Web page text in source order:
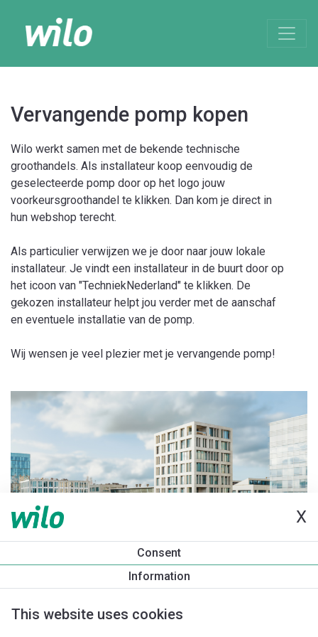
X
Consent
Information
This website uses cookies
Vervangende pomp kopen
Wilo werkt samen met de bekende technische
groothandels. Als installateur koop eenvoudig de
geselecteerde pomp door op het logo jouw
voorkeursgroothandel te klikken. Dan kom je direct in
hun webshop terecht.
Als particulier verwijzen we je door naar jouw lokale
installateur. Je vindt een installateur in de buurt door op
het icoon van "TechniekNederland" te klikken. De
gekozen installateur helpt jou verder met de aanschaf
en eventuele installatie van de pomp.
Wij wensen je veel plezier met je vervangende pomp!